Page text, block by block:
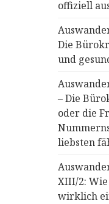
offiziell
Die
und
– Die
oder die
liebsten
XIII/2:
wirklich